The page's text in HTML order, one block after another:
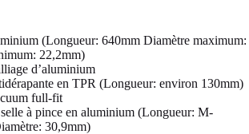
(Longueur: 640mm Diamètre maximum:
22,2mm)
d’aluminium
en TPR (Longueur: environ 130mm)
full-fit
à pince en aluminium (Longueur: M-
30,9mm)